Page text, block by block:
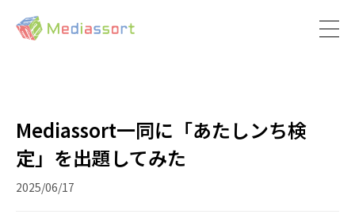
Mediassort一同に「あたしンち検
定」を出題してみた
2025/06/17